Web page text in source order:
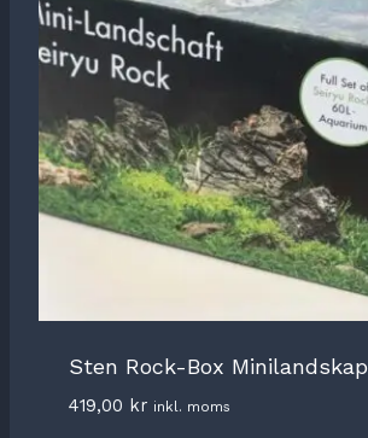
Sten Rock-Box Minilandskap
419,00 kr inkl. moms